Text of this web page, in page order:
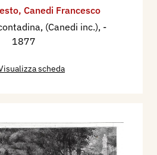
, Canedi Francesco
(Canedi inc.), -
1877
scheda